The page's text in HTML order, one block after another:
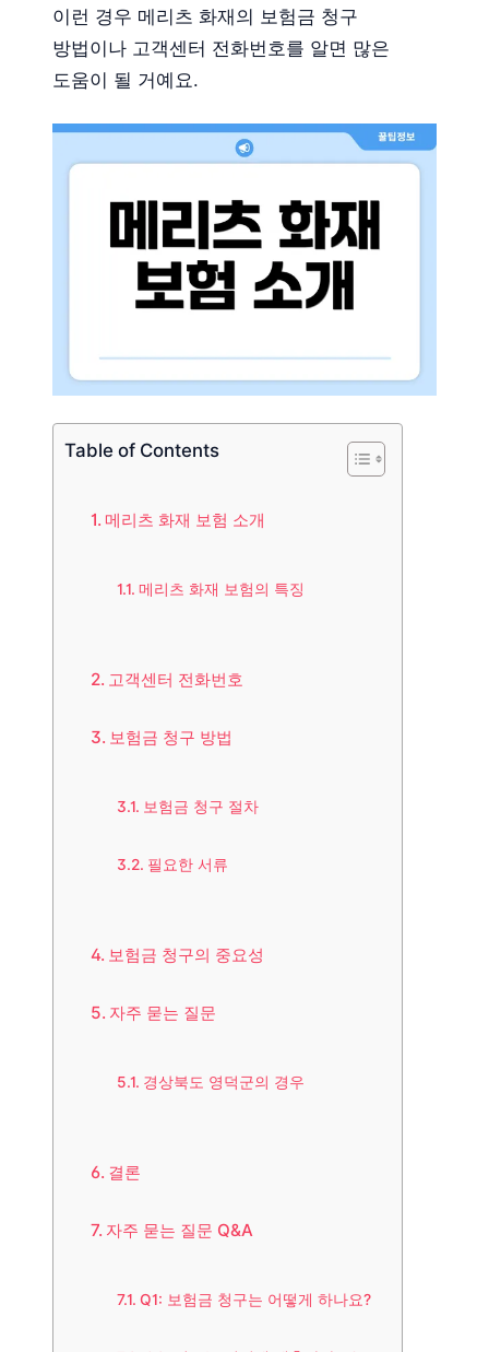
이런 경우 메리츠 화재의 보험금 청구
방법이나 고객센터 전화번호를 알면 많은
도움이 될 거예요.
Table of Contents
메리츠 화재 보험 소개
메리츠 화재 보험의 특징
고객센터 전화번호
보험금 청구 방법
보험금 청구 절차
필요한 서류
보험금 청구의 중요성
자주 묻는 질문
경상북도 영덕군의 경우
결론
자주 묻는 질문 Q&A
Q1: 보험금 청구는 어떻게 하나요?